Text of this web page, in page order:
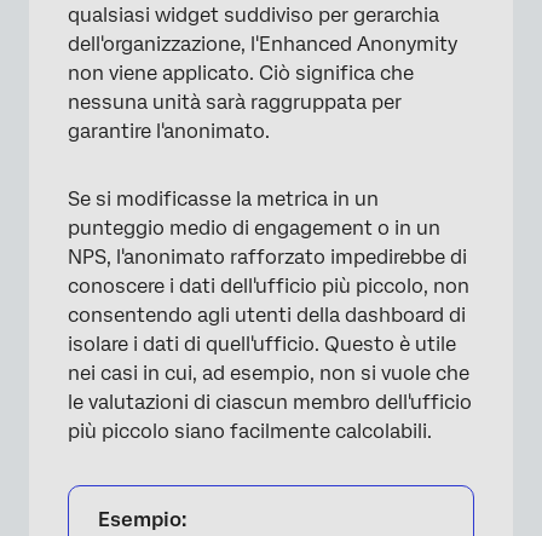
qualsiasi widget suddiviso per gerarchia
dell'organizzazione, l'Enhanced Anonymity
non viene applicato. Ciò significa che
nessuna unità sarà raggruppata per
garantire l'anonimato.
Se si modificasse la metrica in un
punteggio medio di engagement o in un
NPS, l'anonimato rafforzato impedirebbe di
conoscere i dati dell'ufficio più piccolo, non
consentendo agli utenti della dashboard di
isolare i dati di quell'ufficio. Questo è utile
nei casi in cui, ad esempio, non si vuole che
le valutazioni di ciascun membro dell'ufficio
più piccolo siano facilmente calcolabili.
Esempio: